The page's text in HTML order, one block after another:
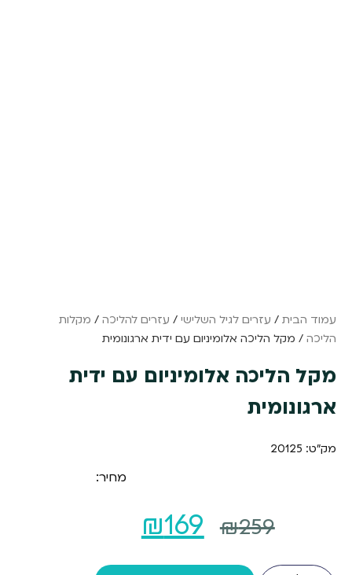
עמוד הבית / עזרים לגיל השלישי / עזרים להליכה / מקלות
הליכה / מקל הליכה אלומיניום עם ידית ארגונומית
מקל הליכה אלומיניום עם ידית
ארגונומית
מק"ט: 20125
מחיר:
₪259
המחיר
₪169
כמות